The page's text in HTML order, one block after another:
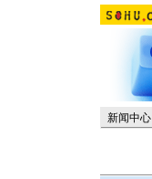
新闻中心